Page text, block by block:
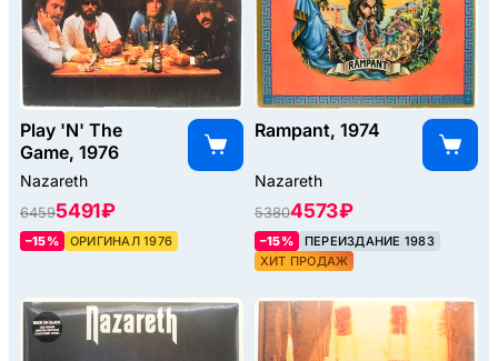
Play 'N' The
Game, 1976
Nazareth
64595491 ₽
–15% ОРИГИНАЛ 1976
Rampant, 1974
Nazareth
53804573 ₽
–15%
ПЕРЕИЗДАНИЕ 1983
ХИТ ПРОДАЖ